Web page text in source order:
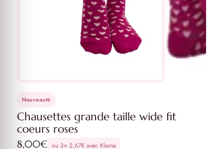
Nouveauté
Chausettes grande taille wide fit
coeurs roses
8,00€ ou 3× 2,67€avec Klarna